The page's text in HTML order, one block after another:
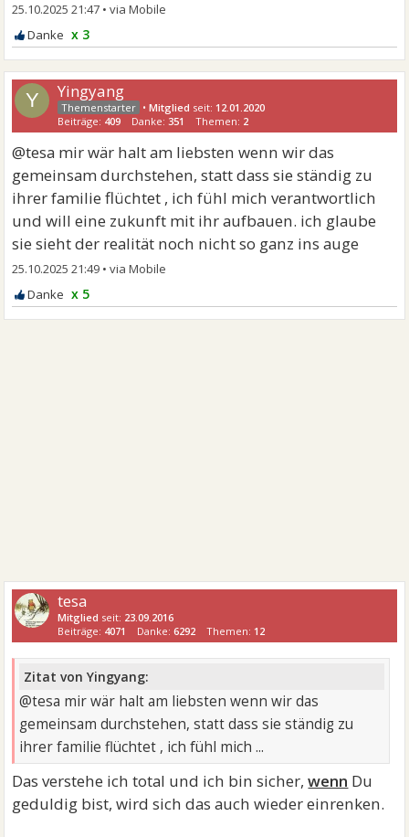
25.10.2025 21:47 •
x 3
Y Yingyang
•Mitglied seit: 12.01.2020
Beiträge: 409 Danke:351 Themen: 2
@tesa mir wär halt am liebsten wenn wir das
gemeinsam durchstehen, statt dass sie ständig zu
ihrer familie flüchtet , ich fühl mich verantwortlich
und will eine zukunft mit ihr aufbauen. ich glaube
sie sieht der realität noch nicht so ganz ins auge
25.10.2025 21:49 •
x 5
tesa
Mitglied seit: 23.09.2016
Beiträge: 4071 Danke:6292 Themen: 12
Zitat von Yingyang:
@tesa mir wär halt am liebsten wenn wir das
gemeinsam durchstehen, statt dass sie ständig zu
ihrer familie flüchtet , ich fühl mich ...
Das verstehe ich total und ich bin sicher,wenn Du
geduldig bist, wird sich das auch wieder einrenken.